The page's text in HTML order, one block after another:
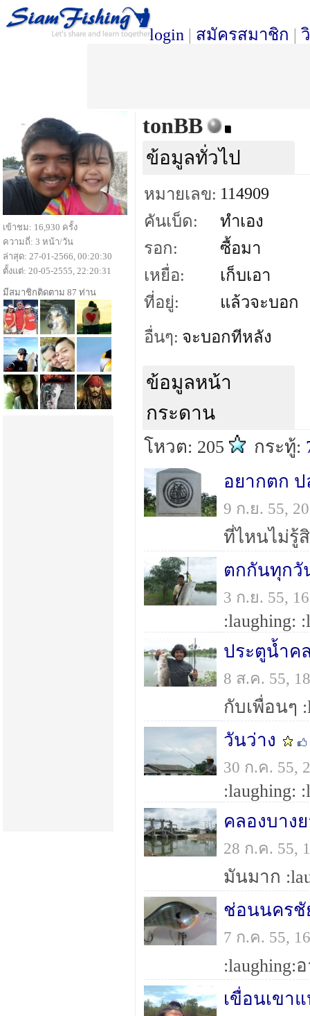
login | สมัครสมาชิก |
tonBB
ข้อมูลทั่วไป
หมายเลข: 114909
คันเบ็ด:
ทำเอง
รอก:
ซื้อมา
เหยื่อ:
เก็บเอา
ที่อยู่:
แล้วจะบอก
อื่นๆ: จะบอกทีหลัง
ข้อมูลหน้า
กระดาน
โหวต: 205 กระทู้:
อยากตก ป
9 ก.ย. 55,
ที่ไหนไม่รู้สิ
ตกกันทุกวั
3 ก.ย. 55,
:laughing:
ประตูนํ้าค
8 ส.ค. 55,
กับเพื่อนๆ
วันว่าง
30 ก.ค. 55,
:laughing:
คลองบาง
28 ก.ค. 55,
มันมาก
ช่อนนครชั
7 ก.ค. 55,
:laughing:
เขื่อนเขา
เข้าชม: 16,930 ครั้ง
ความถี่: 3 หน้า/วัน
ล่าสุด: 27-01-2566, 00:20:30
ตั้งแต่: 20-05-2555, 22:20:31
มีสมาชิกติดตาม 87 ท่าน